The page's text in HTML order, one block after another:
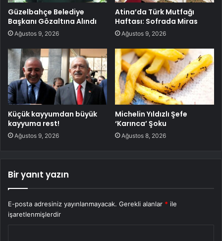
Güzelbahçe Belediye
Başkanı Gözaltına Alındı
Ağustos 9, 2026
Atina’da Türk Mutfağı
Haftası: Sofrada Miras
Ağustos 9, 2026
Küçük kayyumdan büyük
kayyuma rest!
Ağustos 9, 2026
Michelin Yıldızlı Şefe
‘Karınca’ Şoku
Ağustos 8, 2026
Bir yanıt yazın
E-posta adresiniz yayınlanmayacak. Gerekli alanlar * ile
işaretlenmişlerdir